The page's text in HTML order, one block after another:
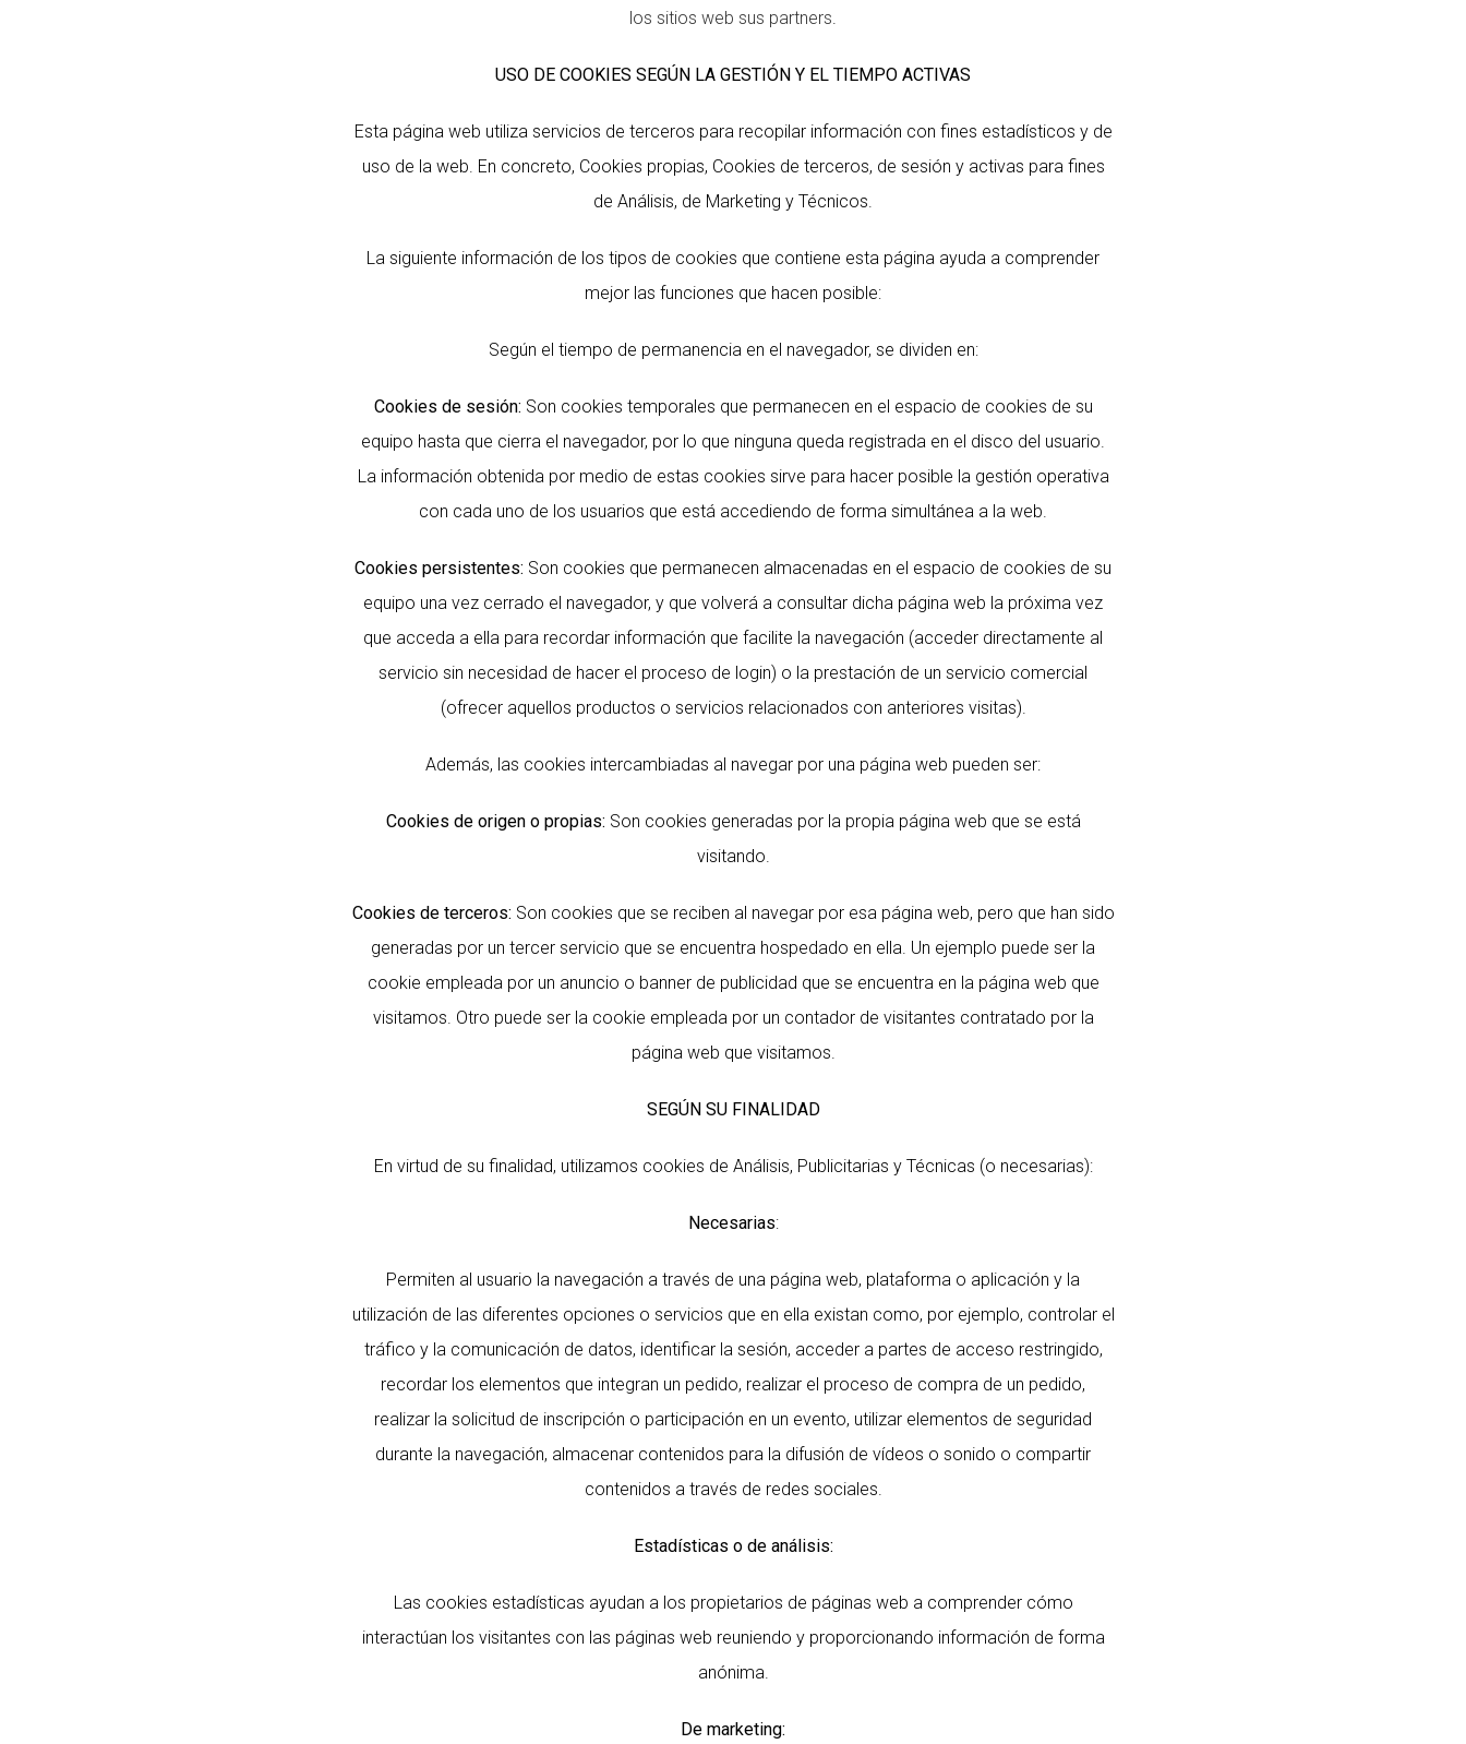
los sitios web sus partners.
USO DE COOKIES SEGÚN LA GESTIÓN Y EL TIEMPO ACTIVAS
Esta página web utiliza servicios de terceros para recopilar información con fines estadísticos y de
uso de la web. En concreto, Cookies propias, Cookies de terceros, de sesión y activas para fines
de Análisis, de Marketing y Técnicos.
La siguiente información de los tipos de cookies que contiene esta página ayuda a comprender
mejor las funciones que hacen posible:
Según el tiempo de permanencia en el navegador, se dividen en:
Cookies de sesión: Son cookies temporales que permanecen en el espacio de cookies de su
equipo hasta que cierra el navegador, por lo que ninguna queda registrada en el disco del usuario.
La información obtenida por medio de estas cookies sirve para hacer posible la gestión operativa
con cada uno de los usuarios que está accediendo de forma simultánea a la web.
Cookies persistentes: Son cookies que permanecen almacenadas en el espacio de cookies de su
equipo una vez cerrado el navegador, y que volverá a consultar dicha página web la próxima vez
que acceda a ella para recordar información que facilite la navegación (acceder directamente al
servicio sin necesidad de hacer el proceso de login) o la prestación de un servicio comercial
(ofrecer aquellos productos o servicios relacionados con anteriores visitas).
Además, las cookies intercambiadas al navegar por una página web pueden ser:
Cookies de origen o propias: Son cookies generadas por la propia página web que se está
visitando.
Cookies de terceros: Son cookies que se reciben al navegar por esa página web, pero que han sido
generadas por un tercer servicio que se encuentra hospedado en ella. Un ejemplo puede ser la
cookie empleada por un anuncio o banner de publicidad que se encuentra en la página web que
visitamos. Otro puede ser la cookie empleada por un contador de visitantes contratado por la
página web que visitamos.
SEGÚN SU FINALIDAD
En virtud de su finalidad, utilizamos cookies de Análisis, Publicitarias y Técnicas (o necesarias):
Necesarias:
Permiten al usuario la navegación a través de una página web, plataforma o aplicación y la
utilización de las diferentes opciones o servicios que en ella existan como, por ejemplo, controlar el
tráfico y la comunicación de datos, identificar la sesión, acceder a partes de acceso restringido,
recordar los elementos que integran un pedido, realizar el proceso de compra de un pedido,
realizar la solicitud de inscripción o participación en un evento, utilizar elementos de seguridad
durante la navegación, almacenar contenidos para la difusión de vídeos o sonido o compartir
contenidos a través de redes sociales.
Estadísticas o de análisis:
Las cookies estadísticas ayudan a los propietarios de páginas web a comprender cómo
interactúan los visitantes con las páginas web reuniendo y proporcionando información de forma
anónima.
De marketing: